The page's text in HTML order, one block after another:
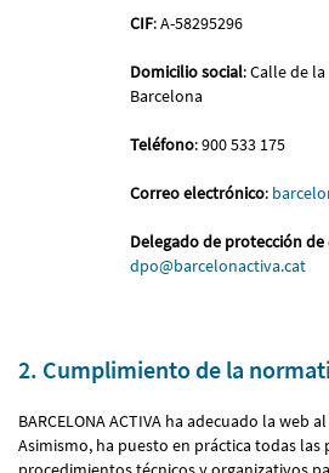
CIF: A-58295296
Domicilio social: Calle de
Barcelona
Teléfono: 900 533 175
Correo electrónico:
Delegado de protección
dpo@barcelonactiva.cat
2. Cumplimiento de la
BARCELONA ACTIVA ha adecuado la web
Asimismo, ha puesto en práctica todas las